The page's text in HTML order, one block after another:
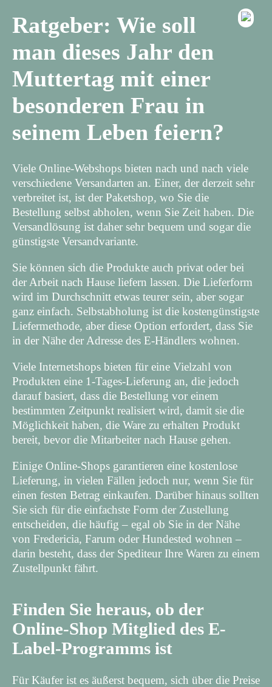
Ratgeber: Wie soll
man dieses Jahr den
Muttertag mit einer
besonderen Frau in
seinem Leben feiern?
Viele Online-Webshops bieten nach und nach viele
verschiedene Versandarten an. Einer, der derzeit sehr
verbreitet ist, ist der Paketshop, wo Sie die
Bestellung selbst abholen, wenn Sie Zeit haben. Die
Versandlösung ist daher sehr bequem und sogar die
günstigste Versandvariante.
Sie können sich die Produkte auch privat oder bei
der Arbeit nach Hause liefern lassen. Die Lieferform
wird im Durchschnitt etwas teurer sein, aber sogar
ganz einfach. Selbstabholung ist die kostengünstigste
Liefermethode, aber diese Option erfordert, dass Sie
in der Nähe der Adresse des E-Händlers wohnen.
Viele Internetshops bieten für eine Vielzahl von
Produkten eine 1-Tages-Lieferung an, die jedoch
darauf basiert, dass die Bestellung vor einem
bestimmten Zeitpunkt realisiert wird, damit sie die
Möglichkeit haben, die Ware zu erhalten Produkt
bereit, bevor die Mitarbeiter nach Hause gehen.
Einige Online-Shops garantieren eine kostenlose
Lieferung, in vielen Fällen jedoch nur, wenn Sie für
einen festen Betrag einkaufen. Darüber hinaus sollten
Sie sich für die einfachste Form der Zustellung
entscheiden, die häufig – egal ob Sie in der Nähe
von Fredericia, Farum oder Hundested wohnen –
darin besteht, dass der Spediteur Ihre Waren zu einem
Zustellpunkt fährt.
Finden Sie heraus, ob der
Online-Shop Mitglied des E-
Label-Programms ist
Für Käufer ist es äußerst bequem, sich über die Preise